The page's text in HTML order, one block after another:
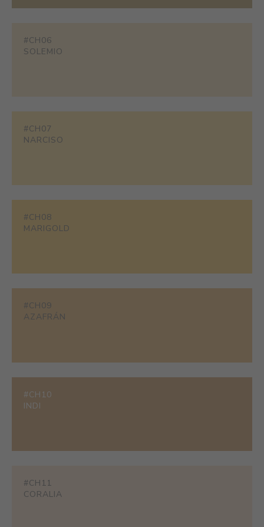
#CH06
SOLEMIO
#CH07
NARCISO
#CH08
MARIGOLD
#CH09
AZAFRÁN
#CH10
INDI
#CH11
CORALIA